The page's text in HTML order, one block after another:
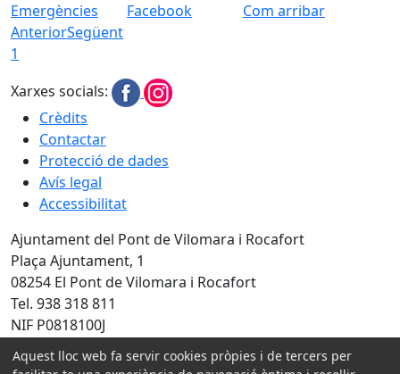
Emergències Facebook
Com arribar
AnteriorSegüent
1
Xarxes socials:
Crèdits
Contactar
Protecció de dades
Avís legal
Accessibilitat
Ajuntament del Pont de Vilomara i Rocafort
Plaça Ajuntament, 1
08254 El Pont de Vilomara i Rocafort
Tel. 938 318 811
NIF P0818100J
Aquest lloc web fa servir cookies pròpies i de tercers per